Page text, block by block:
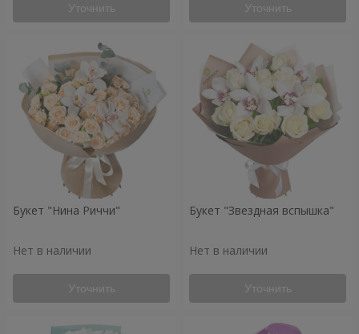
Уточнить Уточнить
Букет "Нина Риччи"
Нет в наличии
Уточнить
Букет "Звездная вспышка"
Нет в наличии
Уточнить